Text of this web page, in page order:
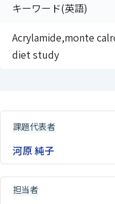
キーワード(英語)
Acrylamide,monte
diet study
課題代表者
河原 純子
担当者